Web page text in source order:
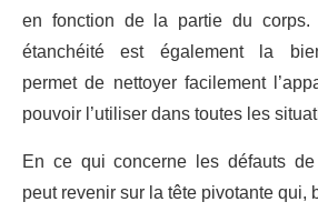
en fonction de la partie du corps.
étanchéité est également la
permet de nettoyer facilement
pouvoir l’utiliser dans toutes les
En ce qui concerne les défauts
peut revenir sur la tête pivotante qui,